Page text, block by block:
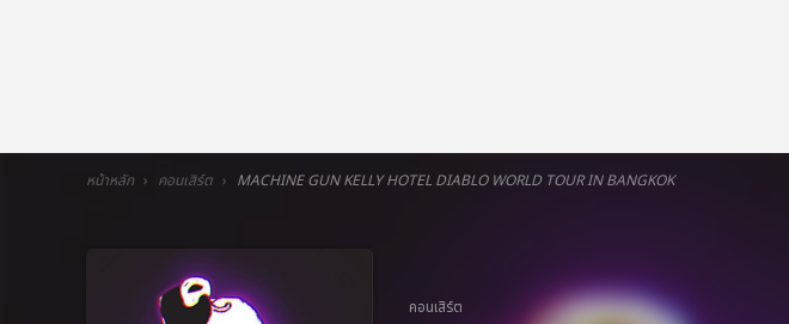
หน้าหลัก คอนเสิร์ต MACHINE GUN KELLY HOTEL DIABLO WORLD TOUR IN BANGKOK
คอนเสิร์ต